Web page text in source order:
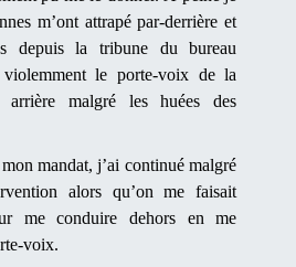
m’ont attrapé par-derrière et
depuis la tribune du bureau
violemment le porte-voix de la
malgré les huées des
mandat, j’ai continué malgré
alors qu’on me faisait
me conduire dehors en me
voix.